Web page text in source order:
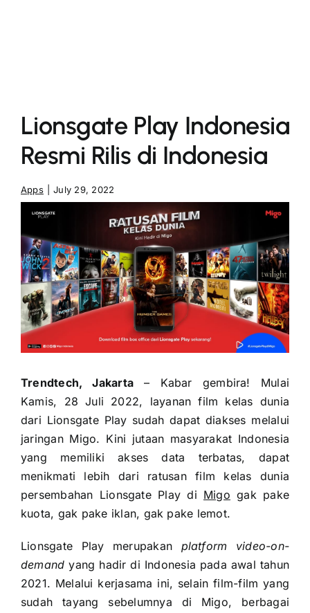
Lionsgate Play Indonesia
Resmi Rilis di Indonesia
Apps July 29, 2022
Trendtech, Jakarta – Kabar gembira! Mulai
Kamis, 28 Juli 2022, layanan film kelas dunia
dari Lionsgate Play sudah dapat diakses melalui
jaringan Migo. Kini jutaan masyarakat Indonesia
yang memiliki akses data terbatas, dapat
menikmati lebih dari ratusan film kelas dunia
persembahan Lionsgate Play di Migo gak pake
kuota, gak pake iklan, gak pake lemot.
Lionsgate Play merupakan platform video-on-
demand yang hadir di Indonesia pada awal tahun
2021. Melalui kerjasama ini, selain film-film yang
sudah tayang sebelumnya di Migo, berbagai